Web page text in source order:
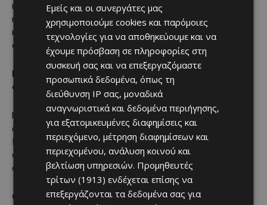
κάθε μέρα, την προσπάθεια να βελτιώνομαι και να γίνομαι
καλύτερος. Ξέρω ότι όταν βρίσκομαι στην καλύτερή μου
κατάσταση μπορώ να βοηθήσω σημαντικά οποιαδήποτε
ομάδα.
Πολλοί σε χαρακτηρίζουν ως ηγέτη. Είναι κάτι εκ
φύσεως ή ήρθε με την εμπειρία;
Ναι, είναι κάτι που μου βγαίνει φυσικά. Μιλάω πολύ μέσα
στο γήπεδο και αισθάνομαι άνετα σε αυτόν τον ρόλο.
Πιστεύω ότι είναι σημαντικό ένας κεντρικός αμυντικός να
οργανώνει την ομάδα, να επικοινωνεί και να βοηθά τους
συμπαίκτες του.
Ο Απόλλωναςεπιστρέφει στις ευρωπαϊκές
Εμείς και οι συνεργάτες μας
χρησιμοποιούμε cookies και παρόμοιες
τεχνολογίες για να αποθηκεύουμε και να
έχουμε πρόσβαση σε πληροφορίες στη
συσκευή σας και να επεξεργαζόμαστε
προσωπικά δεδομένα, όπως τη
διεύθυνση IP σας, μοναδικά
αναγνωριστικά και δεδομένα περιήγησης,
για εξατομικευμένες διαφημίσεις και
περιεχόμενο, μέτρηση διαφημίσεων και
περιεχομένου, ανάλυση κοινού και
βελτίωση υπηρεσιών. Προμηθευτές
τρίτων (1913) ενδέχεται επίσης να
επεξεργάζονται τα δεδομένα σας για